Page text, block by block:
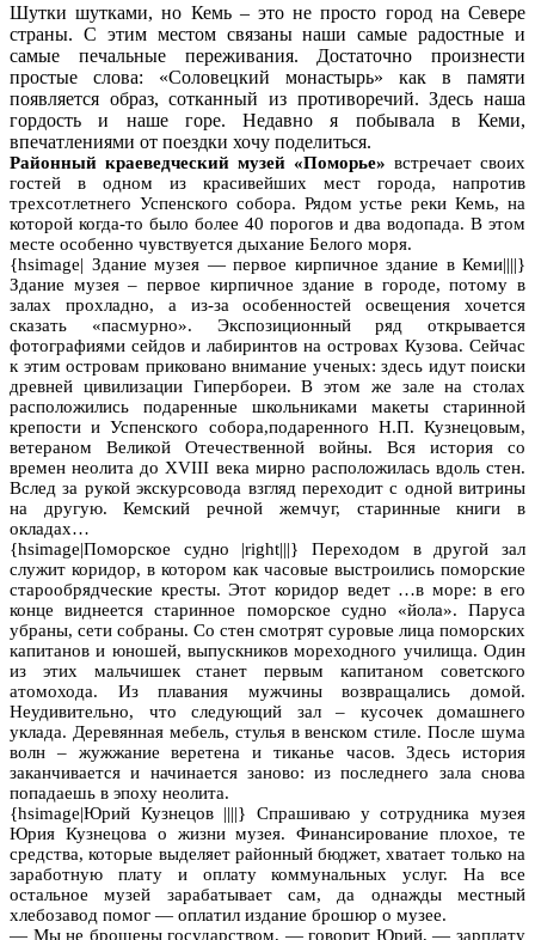
Шутки шутками, но Кемь – это не просто город на Севере
страны. С этим местом связаны наши самые радостные и
самые печальные переживания. Достаточно произнести
простые слова: «Соловецкий монастырь» как в памяти
появляется образ, сотканный из противоречий. Здесь наша
гордость и наше горе. Недавно я побывала в Кеми,
впечатлениями от поездки хочу поделиться.
Районный краеведческий музей «Поморье» встречает своих
гостей в одном из красивейших мест города, напротив
трехсотлетнего Успенского собора. Рядом устье реки Кемь, на
которой когда-то было более 40 порогов и два водопада. В этом
месте особенно чувствуется дыхание Белого моря.
{hsimage| Здание музея — первое кирпичное здание в Кеми||||}
Здание музея – первое кирпичное здание в городе, потому в
залах прохладно, а из-за особенностей освещения хочется
сказать «пасмурно». Экспозиционный ряд открывается
фотографиями сейдов и лабиринтов на островах Кузова. Сейчас
к этим островам приковано внимание ученых: здесь идут поиски
древней цивилизации Гипербореи. В этом же зале на столах
расположились подаренные школьниками макеты старинной
крепости и Успенского собора,подаренного Н.П. Кузнецовым,
ветераном Великой Отечественной войны. Вся история со
времен неолита до XVIII века мирно расположилась вдоль стен.
Вслед за рукой экскурсовода взгляд переходит с одной витрины
на другую. Кемский речной жемчуг, старинные книги в
окладах…
{hsimage|Поморское судно |right|||} Переходом в другой зал
служит коридор, в котором как часовые выстроились поморские
старообрядческие кресты. Этот коридор ведет …в море: в его
конце виднеется старинное поморское судно «йола». Паруса
убраны, сети собраны. Со стен смотрят суровые лица поморских
капитанов и юношей, выпускников мореходного училища. Один
из этих мальчишек станет первым капитаном советского
атомохода. Из плавания мужчины возвращались домой.
Неудивительно, что следующий зал – кусочек домашнего
уклада. Деревянная мебель, стулья в венском стиле. После шума
волн – жужжание веретена и тиканье часов. Здесь история
заканчивается и начинается заново: из последнего зала снова
попадаешь в эпоху неолита.
{hsimage|Юрий Кузнецов ||||} Спрашиваю у сотрудника музея
Юрия Кузнецова о жизни музея. Финансирование плохое, те
средства, которые выделяет районный бюджет, хватает только на
заработную плату и оплату коммунальных услуг. На все
остальное музей зарабатывает сам, да однажды местный
хлебозавод помог — оплатил издание брошюр о музее.
— Мы не брошены государством, — говорит Юрий, — зарплату